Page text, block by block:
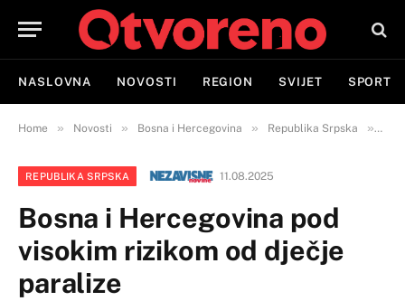
NASLOVNA NOVOSTI REGION SVIJET SPORT
Home » Novosti » Bosna i Hercegovina » Republika Srpska »
REPUBLIKA SRPSKA 11.08.2025
Bosna i Hercegovina pod
visokim rizikom od dječje
paralize